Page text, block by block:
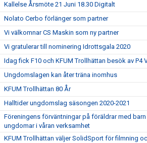
Kallelse Årsmöte 21 Juni 18.30 Digitalt
Nolato Cerbo förlänger som partner
Vi välkomnar CS Maskin som ny partner
Vi gratulerar till nominering Idrottsgala 2020
Idag fick F10 och KFUM Trollhättan besök av P4
Ungdomslagen kan åter träna inomhus
KFUM Trollhättan 80 År
Halltider ungdomslag säsongen 2020-2021
Föreningens förväntningar på föräldrar med
ungdomar i våran verksamhet
KFUM Trollhättan väljer SolidSport för filmning